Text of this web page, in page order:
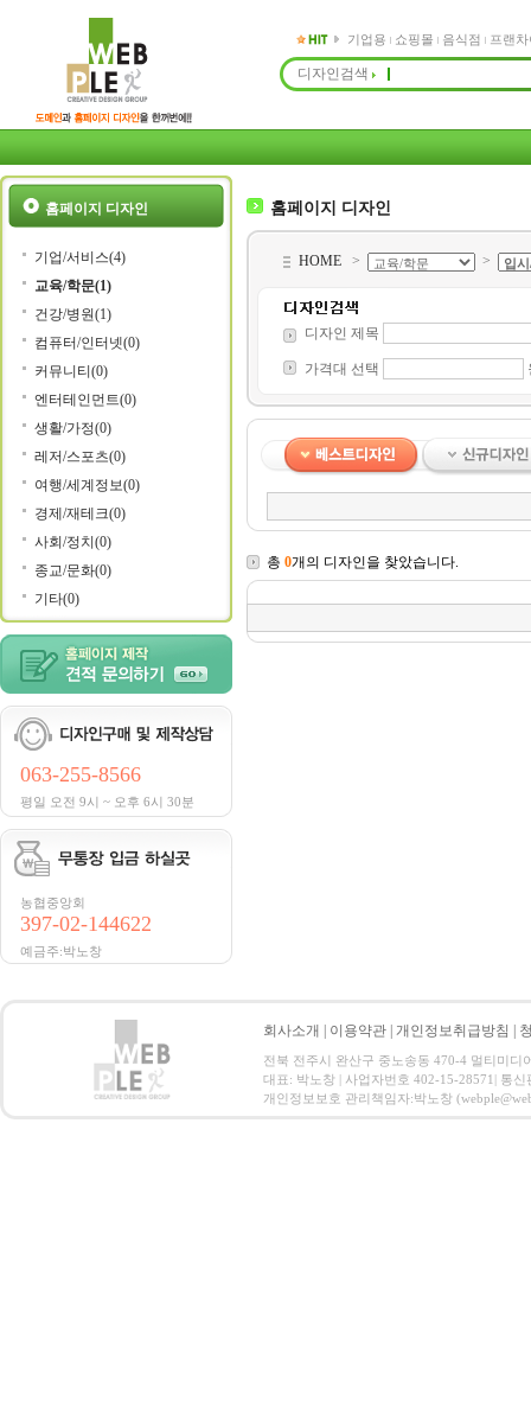
기업용 쇼핑몰 음식점 프랜
디자인검색
홈페이지 디자인
기업/서비스(4)
교육/학문(1)
건강/병원(1)
컴퓨터/인터넷(0)
커뮤니티(0)
엔터테인먼트(0)
생활/가정(0)
레저/스포츠(0)
여행/세계정보(0)
경제/재테크(0)
사회/정치(0)
종교/문화(0)
기타(0)
063-255-8566
평일 오전 9시 ~ 오후 6시 30분
농협중앙회
397-02-144622
예금주:박노창
홈페이지 디자인
HOME > >
디자인 제목
가격대 선택
총 0개의 디자인을 찾았습니다.
회사소개 이용약관 개인정보취급방침
전북 전주시 완산구 중노송동 470-4 멀티미디
대표: 박노창 | 사업자번호 402-15-28571| 통
개인정보보호 관리책임자:박노창